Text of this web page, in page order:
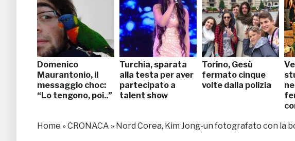
Domenico
Maurantonio, il
messaggio choc:
“Lo tengono, poi..”
Turchia, sparata
alla testa per aver
partecipato a
talent show
Torino, Gesù
fermato cinque
volte dalla polizia
Home »CRONACA » Nord Corea, Kim Jong-un fotografato con la